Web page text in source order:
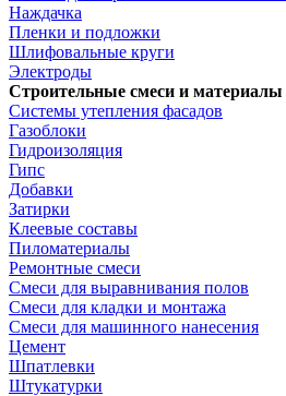
Наждачка
Пленки и подложки
Шлифовальные круги
Электроды
Строительные смеси и материалы
Системы утепления фасадов
Газоблоки
Гидроизоляция
Гипс
Добавки
Затирки
Клеевые составы
Пиломатериалы
Ремонтные смеси
Смеси для выравнивания полов
Смеси для кладки и монтажа
Смеси для машинного нанесения
Цемент
Шпатлевки
Штукатурки